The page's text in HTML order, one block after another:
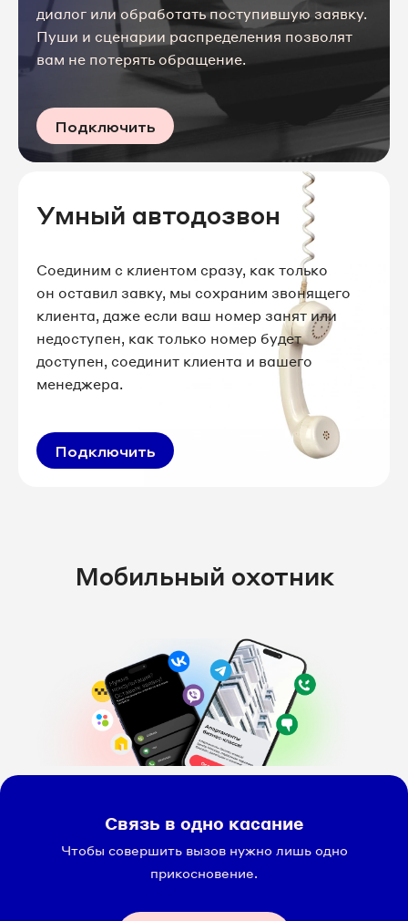
диалог или обработать поступившую заявку.
Пуши и сценарии распределения позволят
вам не потерять обращение.
Подключить
Умный автодозвон
Соединим с клиентом сразу, как только
он оставил завку, мы сохраним звонящего
клиента, даже если ваш номер занят или
недоступен, как только номер будет
доступен, соединит клиента и вашего
менеджера.
Подключить
Мобильный охотник
Связь в одно касание
Чтобы совершить вызов нужно лишь одно
прикосновение.